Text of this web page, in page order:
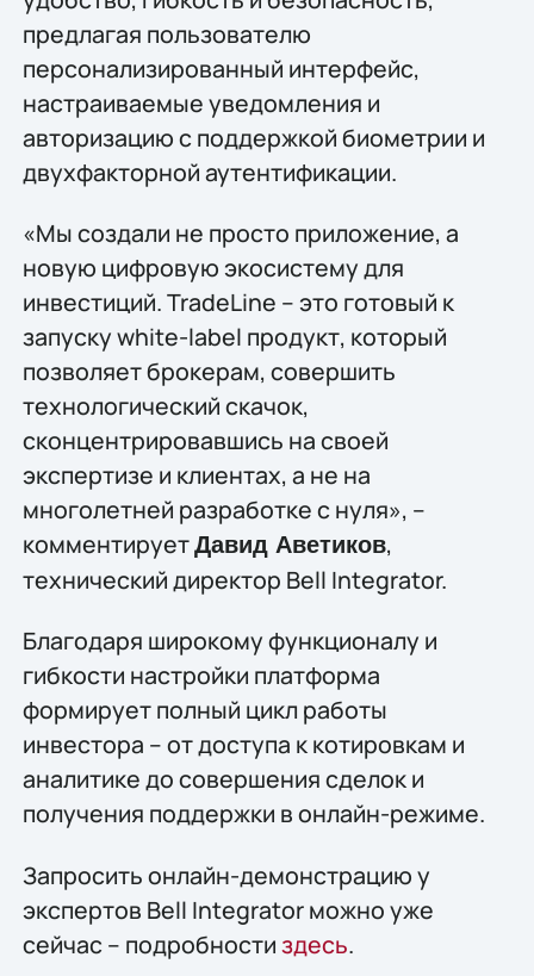
предлагая пользователю
персонализированный интерфейс,
настраиваемые уведомления и
авторизацию с поддержкой биометрии и
двухфакторной аутентификации.
«Мы создали не просто приложение, а
новую цифровую экосистему для
инвестиций. TradeLine – это готовый к
запуску white-label продукт, который
позволяет брокерам, совершить
технологический скачок,
сконцентрировавшись на своей
экспертизе и клиентах, а не на
многолетней разработке с нуля», –
комментируетДавид Аветиков,
технический директор Bell Integrator.
Благодаря широкому функционалу и
гибкости настройки платформа
формирует полный цикл работы
инвестора – от доступа к котировкам и
аналитике до совершения сделок и
получения поддержки в онлайн-режиме.
Запросить онлайн-демонстрацию у
экспертов Bell Integrator можно уже
сейчас – подробностиздесь.